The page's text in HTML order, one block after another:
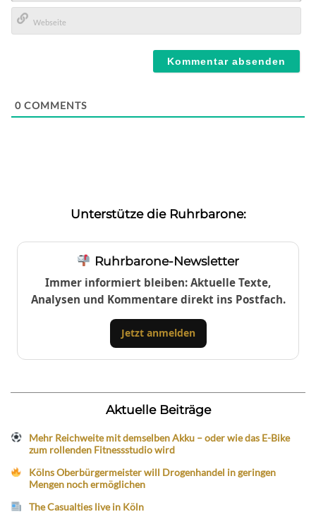
E-
Mail*
0 COMMENTS
Unterstütze die Ruhrbarone:
Ruhrbarone-Newsletter
Immer informiert bleiben: Aktuelle Texte,
Analysen und Kommentare direkt ins Postfach.
Jetzt anmelden
Aktuelle Beiträge
Mehr Reichweite mit demselben Akku – oder wie das E-Bike
zum rollenden Fitnessstudio wird
Kölns Oberbürgermeister will Drogenhandel in geringen
Mengen noch ermöglichen
The Casualties live in Köln